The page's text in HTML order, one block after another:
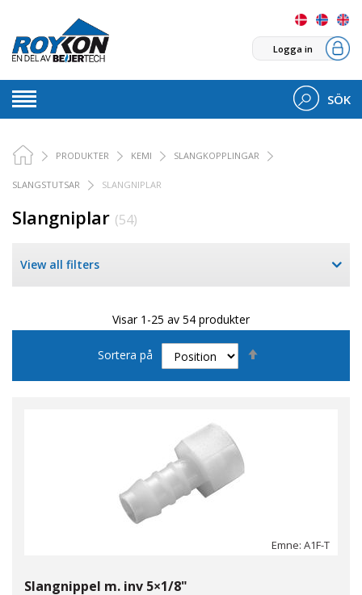
Logga in
SÖK
PRODUKTER KEMI SLANGKOPPLINGAR
SLANGSTUTSAR SLANGNIPLAR
Slangniplar (54)
View all filters
Visar 1-25 av 54 produkter
Sortera på
Emne: A1F-T
Slangnippel m. inv 5×1/8"